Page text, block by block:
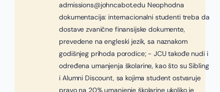
admissions@johncabot.edu Neophodna
dokumentacija: internacionalni studenti treba da
dostave zvanične finansijske dokumente,
prevedene na engleski jezik, sa naznakom
godišnjeg prihoda porodice; - JCU takođe nudi i
određena umanjenja školarine, kao što su Sibling
i Alumni Discount, sa kojima student ostvaruje
pravo na 20% umanjenje školarine ukoliko je